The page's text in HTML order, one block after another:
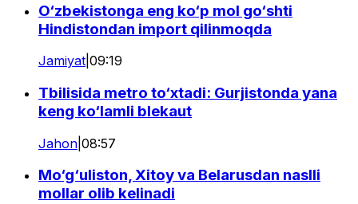
O‘zbekistonga eng ko‘p mol go‘shti
Hindistondan import qilinmoqda
Jamiyat 09:19
Tbilisida metro to‘xtadi: Gurjistonda yana
keng ko‘lamli blekaut
Jahon 08:57
Mo‘g‘uliston, Xitoy va Belarusdan naslli
mollar olib kelinadi